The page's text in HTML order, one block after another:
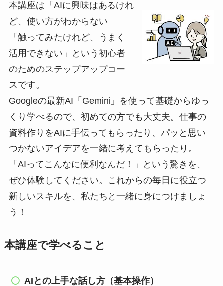
本講座は「AIに興味はあるけれ
ど、使い方がわからない」
「触ってみたけれど、うまく
活用できない」という初心者
のためのステップアップコー
スです。
Googleの最新AI「Gemini」を使って基礎からゆっ
くり学べるので、初めての方でも大丈夫。仕事の
資料作りをAIに手伝ってもらったり、パッと思い
つかないアイデアを一緒に考えてもらったり。
「AIってこんなに便利なんだ！」という驚きを、
ぜひ体験してください。これからの毎日に役立つ
新しいスキルを、私たちと一緒に身につけましょ
う！
本講座で学べること
AIとの上手な話し方（基本操作）